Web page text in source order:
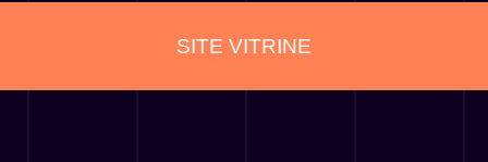
APPLICATIONS WEB